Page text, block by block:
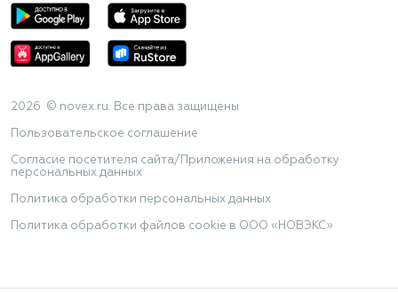
2026 © novex.ru. Все права защищены
Пользовательское соглашение
Согласие посетителя сайта/Приложения на обработку
персональных данных
Политика обработки персональных данных
Политика обработки файлов cookie в ООО «НОВЭКС»